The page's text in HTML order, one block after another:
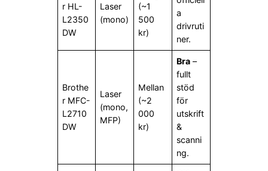
r HL-
L2350
DW
Laser
(mono)
(~1
500
kr)
a
drivruti
ner.
Brothe
r MFC-
L2710
DW
Laser
(mono,
MFP)
Mellan
(~2
000
kr)
Bra –
fullt
stöd
för
utskrift
&
scanni
ng.